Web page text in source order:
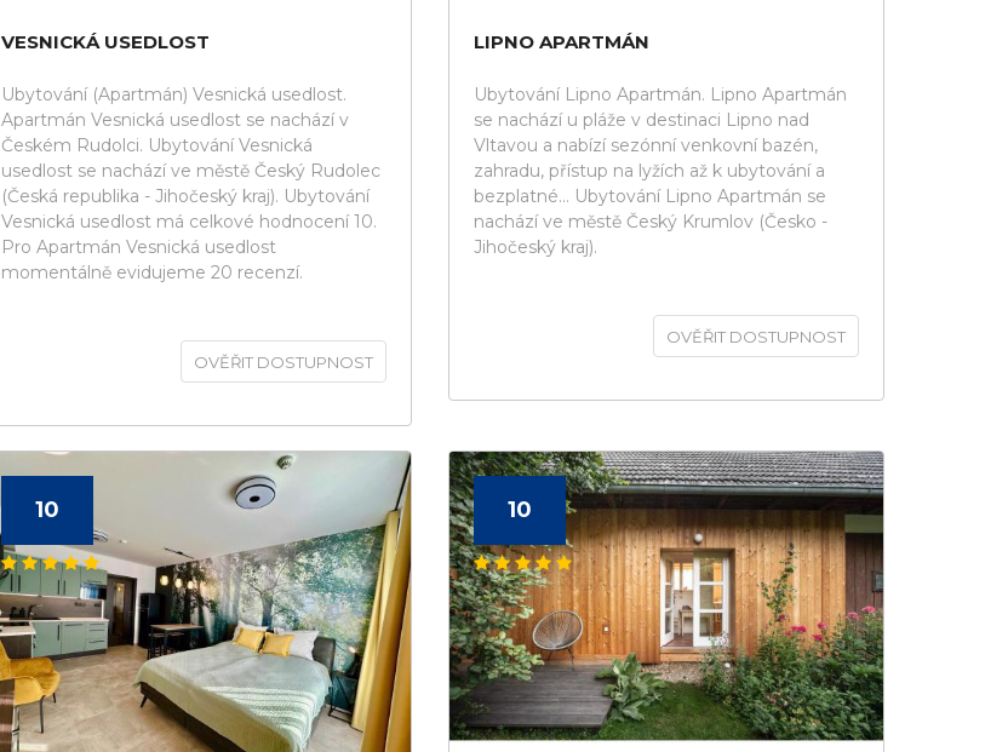
VESNICKÁ USEDLOST
Ubytování (Apartmán) Vesnická usedlost.
Apartmán Vesnická usedlost se nachází v
Českém Rudolci. Ubytování Vesnická
usedlost se nachází ve městě Český Rudolec
(Česká republika - Jihočeský kraj). Ubytování
Vesnická usedlost má celkové hodnocení 10.
Pro Apartmán Vesnická usedlost
momentálně evidujeme 20 recenzí.
OVĚŘIT DOSTUPNOST
LIPNO APARTMÁN
Ubytování Lipno Apartmán. Lipno Apartmán
se nachází u pláže v destinaci Lipno nad
Vltavou a nabízí sezónní venkovní bazén,
zahradu, přístup na lyžích až k ubytování a
bezplatné... Ubytování Lipno Apartmán se
nachází ve městě Český Krumlov (Česko -
Jihočeský kraj).
OVĚŘIT DOSTUPNOST
10 10